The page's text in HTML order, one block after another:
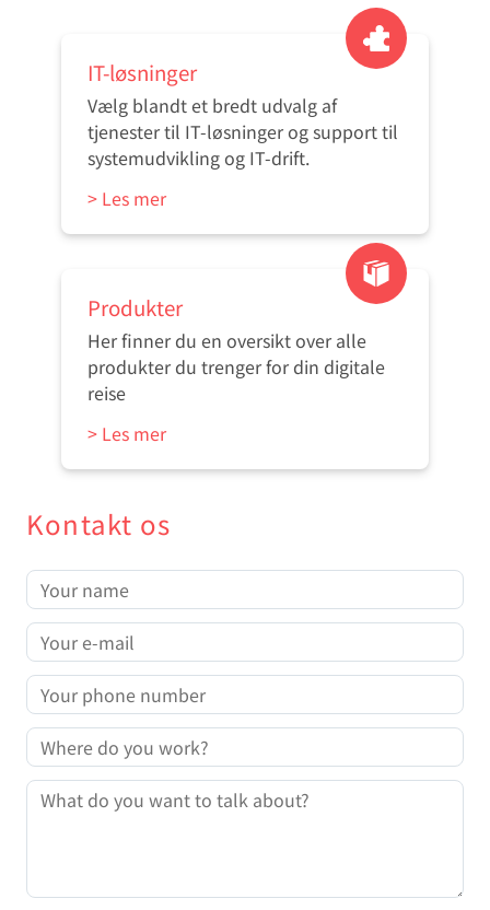
IT-løsninger
Vælg blandt et bredt udvalg af
tjenester til IT-løsninger og support til
systemudvikling og IT-drift.
> Les mer
Produkter
Her finner du en oversikt over alle
produkter du trenger for din digitale
reise
> Les mer
Kontakt os
YOUR NAME
YOUR E-MAIL
YOUR PHONE NUMBER
COMPANY